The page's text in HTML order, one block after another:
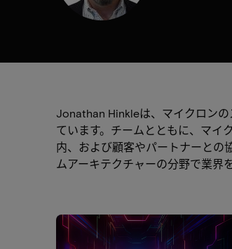
Jonathan Hinkleは、マイクロン
ています。チームとともに、マイ
内、および顧客やパートナーとの
ムアーキテクチャーの分野で業界